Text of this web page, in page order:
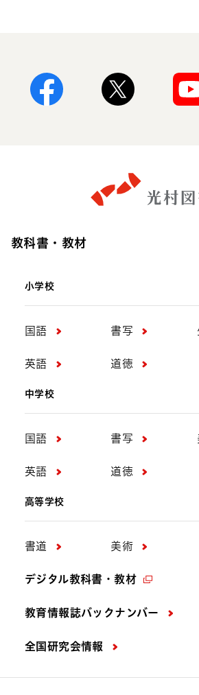
教科書・教材
小学校
国語 書写
英語 道徳
中学校
国語 書写
英語 道徳
高等学校
書道 美術
デジタル教科書・教材
教育情報誌バックナンバー
全国研究会情報